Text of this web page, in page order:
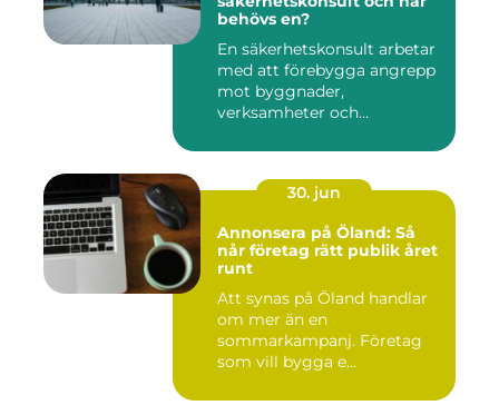
behövs en?
En säkerhetskonsult arbetar
med att förebygga angrepp
mot byggnader,
verksamheter och
30. jun
Annonsera på Öland: Så
når företag rätt publik året
runt
Att synas på Öland handlar
om mer än en
sommarkampanj. Företag
som vill bygga e...